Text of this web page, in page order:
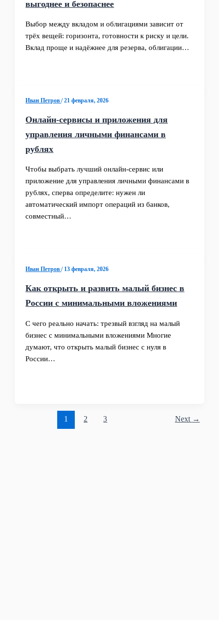
выгоднее и безопаснее
Выбор между вкладом и облигациями зависит от
трёх вещей: горизонта, готовности к риску и цели.
Вклад проще и надёжнее для резерва, облигации…
Иван Петров/21 февраля, 2026
Онлайн‑сервисы и приложения для
управления личными финансами в
рублях
Чтобы выбрать лучший онлайн-сервис или
приложение для управления личными финансами в
рублях, сперва определите: нужен ли
автоматический импорт операций из банков,
совместный…
Иван Петров/ 13 февраля, 2026
Как открыть и развить малый бизнес в
России с минимальными вложениями
С чего реально начать: трезвый взгляд на малый
бизнес с минимальными вложениями Многие
думают, что открыть малый бизнес с нуля в
России…
1 2 3 Next →